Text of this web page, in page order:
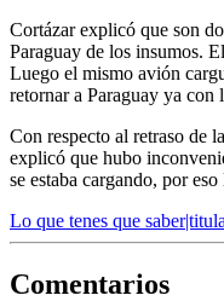
Cortázar explicó que son
Paraguay de los insumos.
Luego el mismo avión
retornar a Paraguay ya con
Con respecto al retraso de
explicó que hubo
se estaba cargando, por
Lo que tenes que
Comentarios